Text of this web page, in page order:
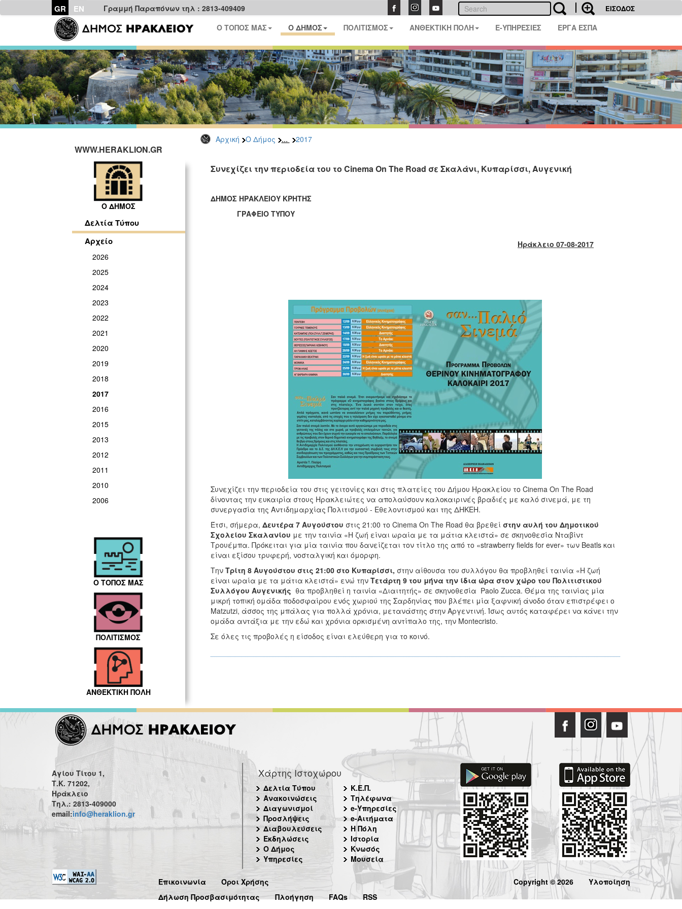
GR EN Γραμμή Παραπόνων τηλ : 2813-409409 ΕΙΣΟΔΟΣ
Ο ΤΟΠΟΣ ΜΑΣ Ο ΔΗΜΟΣ ΠΟΛΙΤΙΣΜΟΣ ΑΝΘΕΚΤΙΚΗ ΠΟΛΗ E-ΥΠΗΡΕΣΙΕΣ ΕΡΓΑ ΕΣΠΑ
Αρχική Ο Δήμος ... 2017
WWW.HERAKLION.GR
Ο ΔΗΜΟΣ
Δελτία Τύπου
Αρχείο
2026
2025
2024
2023
2022
2021
2020
2019
2018
2017
2016
2015
2013
2012
2011
2010
2006
Ο ΤΟΠΟΣ ΜΑΣ
ΠΟΛΙΤΙΣΜΟΣ
ΑΝΘΕΚΤΙΚΗ ΠΟΛΗ
Συνεχίζει την περιοδεία του το Cinema On The Road σε Σκαλάνι, Κυπαρίσσι, Αυγενική
ΔΗΜΟΣ ΗΡΑΚΛΕΙΟΥ ΚΡΗΤΗΣ
ΓΡΑΦΕΙΟ ΤΥΠΟΥ
Ηράκλειο 07-08-2017
Συνεχίζει την περιοδεία του στις γειτονίες και στις πλατείες του Δήμου Ηρακλείου το Cinema On The Road
δίνοντας την ευκαιρία στους Ηρακλειώτες να απολαύσουν καλοκαιρινές βραδιές με καλό σινεμά, με τη
συνεργασία της Αντιδημαρχίας Πολιτισμού - Εθελοντισμού και της ΔΗΚΕΗ.
Έτσι, σήμερα, Δευτέρα 7 Αυγούστου στις 21:00 το Cinema On The Road θα βρεθεί στην αυλή του Δημοτικού
Σχολείου Σκαλανίου με την ταινία «Η ζωή είναι ωραία με τα μάτια κλειστά» σε σκηνοθεσία Νταβίντ
Τρουέμπα. Πρόκειται για μία ταινία που δανείζεται τον τίτλο της από το «strawberry fields for ever» των Beatls και
είναι εξίσου τρυφερή, νοσταλγική και όμορφη.
Την Τρίτη 8 Αυγούστου στις 21:00 στο Κυπαρίσσι, στην αίθουσα του συλλόγου θα προβληθεί ταινία «Η ζωή
είναι ωραία με τα μάτια κλειστά» ενώ την Τετάρτη 9 του μήνα την ίδια ώρα στον χώρο του Πολιτιστικού
Συλλόγου Αυγενικής θα προβληθεί η ταινία «Διαιτητής» σε σκηνοθεσία Paolo Zucca. Θέμα της ταινίας μία
μικρή τοπική ομάδα ποδοσφαίρου ενός χωριού της Σαρδηνίας που βλέπει μία ξαφνική άνοδο όταν επιστρέφει ο
Matzutzi, άσσος της μπάλας για πολλά χρόνια, μετανάστης στην Αργεντινή. Ίσως αυτός καταφέρει να κάνει την
ομάδα αντάξια με την εδώ και χρόνια ορκισμένη αντίπαλο της, την Montecristo.
Σε όλες τις προβολές η είσοδος είναι ελεύθερη για το κοινό.
Αγίου Τίτου 1,
Τ.Κ. 71202,
Ηράκλειο
Τηλ.: 2813-409000
email:info@heraklion.gr
Χάρτης Ιστοχώρου
Δελτία Τύπου
Ανακοινώσεις
Διαγωνισμοί
Προσλήψεις
Διαβουλεύσεις
Εκδηλώσεις
Ο Δήμος
Υπηρεσίες
Κ.Ε.Π.
Τηλέφωνα
e-Υπηρεσίες
e-Αιτήματα
Η Πόλη
Ιστορία
Κνωσός
Μουσεία
Επικοινωνία
Όροι Χρήσης
Δήλωση Προσβασιμότητας
Πλοήγηση FAQs RSS
Copyright © 2026 Υλοποίηση